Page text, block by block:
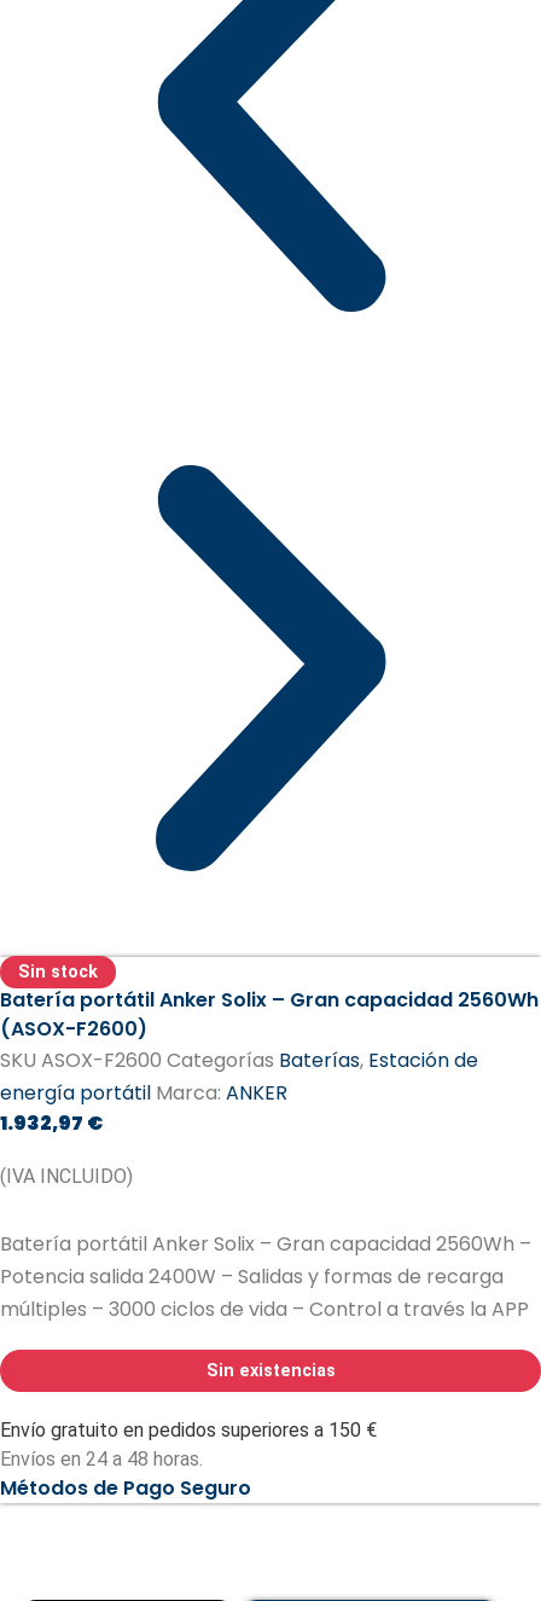
Sin stock
Batería portátil Anker Solix – Gran capacidad 2560Wh
(ASOX-F2600)
SKU ASOX-F2600 Categorías Baterías, Estación de
energía portátil Marca: ANKER
1.932,97 €
(IVA INCLUIDO)
Batería portátil Anker Solix – Gran capacidad 2560Wh –
Potencia salida 2400W – Salidas y formas de recarga
múltiples – 3000 ciclos de vida – Control a través la APP
Sin existencias
Envío gratuito en pedidos superiores a 150 €
Envíos en 24 a 48 horas.
Métodos de Pago Seguro